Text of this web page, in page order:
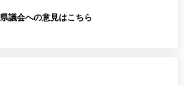
県議会への意見はこちら